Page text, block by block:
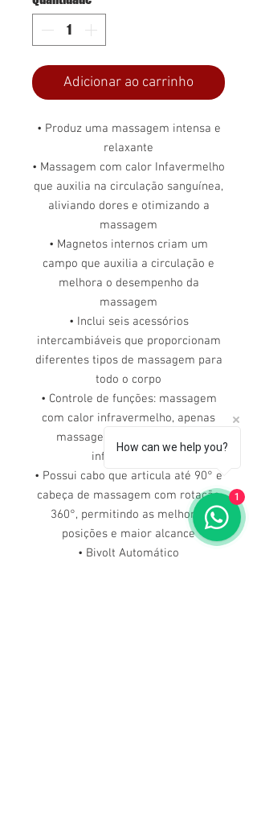
Adicionar ao carrinho
• Produz uma massagem intensa e
relaxante
• Massagem com calor Infavermelho
que auxilia na circulação sanguínea,
aliviando dores e otimizando a
massagem
• Magnetos internos criam um
campo que auxilia a circulação e
melhora o desempenho da
massagem
• Inclui seis acessórios
intercambiáveis que proporcionam
diferentes tipos de massagem para
todo o corpo
• Controle de funções: massagem
com calor infravermelho, apenas
massagem ou apenas calor
infravermelho
• Possui cabo que articula até 90° e
cabeça de massagem com rotação
360°, permitindo as melhores
posições e maior alcance
• Bivolt Automático
How can we help you?
1